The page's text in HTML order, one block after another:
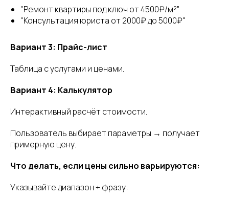
"Ремонт квартиры под ключ от 4500₽/м²"
"Консультация юриста от 2000₽ до 5000₽"
Вариант 3: Прайс-лист
Таблица с услугами и ценами.
Вариант 4: Калькулятор
Интерактивный расчёт стоимости.
Пользователь выбирает параметры → получает
примерную цену.
Что делать, если цены сильно варьируются:
Указывайте диапазон + фразу: